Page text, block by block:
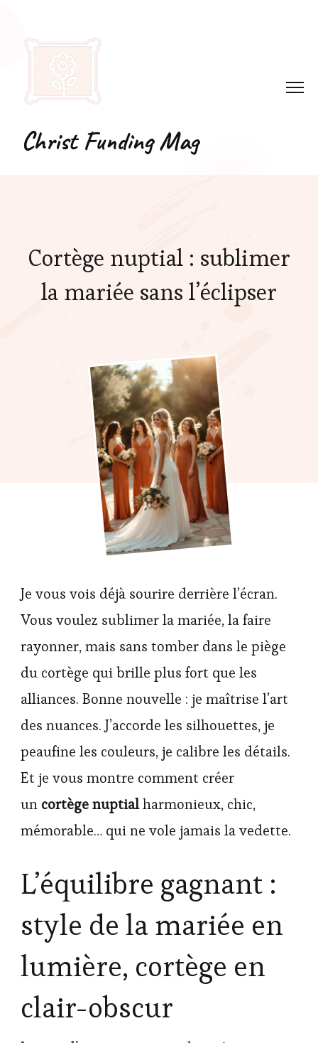
Christ Funding Mag
Cortège nuptial : sublimer
la mariée sans l’éclipser
Je vous vois déjà sourire derrière l’écran.
Vous voulez sublimer la mariée, la faire
rayonner, mais sans tomber dans le piège
du cortège qui brille plus fort que les
alliances. Bonne nouvelle : je maîtrise l’art
des nuances. J’accorde les silhouettes, je
peaufine les couleurs, je calibre les détails.
Et je vous montre comment créer
un cortège nuptialharmonieux, chic,
mémorable… qui ne vole jamais la vedette.
L’équilibre gagnant :
style de la mariée en
lumière, cortège en
clair-obscur